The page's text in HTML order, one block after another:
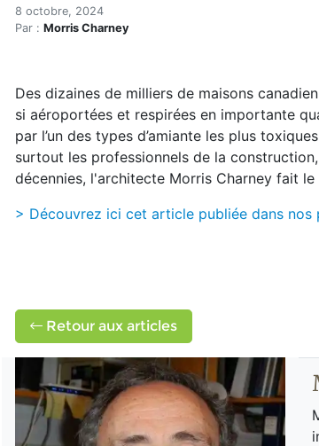
Accueil
Articles
Amiante : une poussière mortelle dans
Amiante : une
8 octobre, 2024
Par : Morris Charney
Des dizaines de milliers de maisons
si aéroportées et respirées en importante
par l’un des types d’amiante les plus
surtout les professionnels de la
décennies, l'architecte Morris Charney fait le
> Découvrez ici cet article publiée dans nos
Retour aux articles